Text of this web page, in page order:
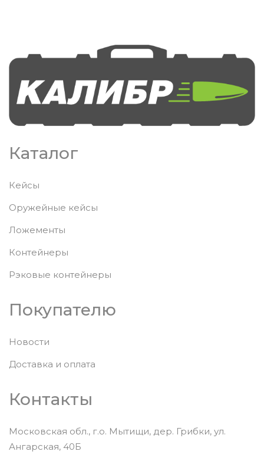
Каталог
Кейсы
Оружейные кейсы
Ложементы
Контейнеры
Рэковые контейнеры
Покупателю
Новости
Доставка и оплата
Контакты
Московская обл., г.о. Мытищи, дер. Грибки, ул.
Ангарская, 40Б